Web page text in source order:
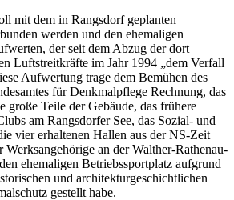
mit dem in Rangsdorf geplanten
werden und den ehemaligen
der seit dem Abzug der dort
Luftstreitkräfte im Jahr 1994 „dem Verfall
Aufwertung trage dem Bemühen des
für Denkmalpflege Rechnung, das
große Teile der Gebäude, das frühere
am Rangsdorfer See, das Sozial- und
vier erhaltenen Hallen aus der NS-Zeit
Werksangehörige an der Walther-Rathenau-
ehemaligen Betriebssportplatz aufgrund
und architekturgeschichtlichen
gestellt habe.